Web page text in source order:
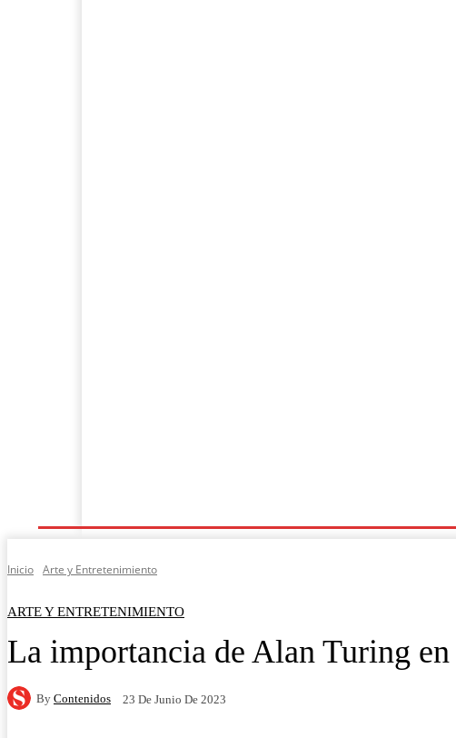
Inicio Arte y Entretenimiento
ARTE Y ENTRETENIMIENTO
La importancia de Alan Turing
By Contenidos 23 De Junio De 2023